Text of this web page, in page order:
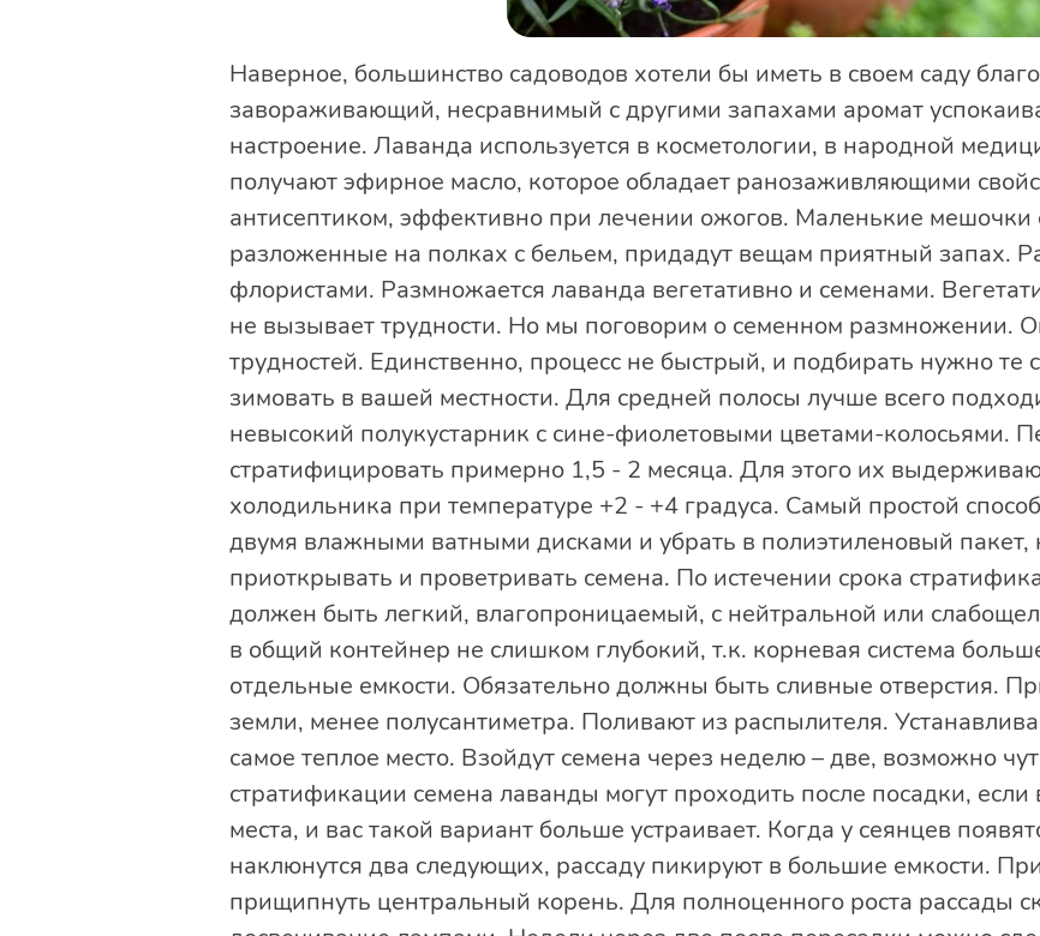
Наверное, большинство садоводов хотели бы иметь в своем саду
завораживающий, несравнимый с другими запахами аромат
настроение. Лаванда используется в косметологии, в народной
получают эфирное масло, которое обладает ранозаживляющими
антисептиком, эффективно при лечении ожогов. Маленькие мешочки
разложенные на полках с бельем, придадут вещам приятный запах.
флористами. Размножается лаванда вегетативно и семенами.
не вызывает трудности. Но мы поговорим о семенном размножении.
трудностей. Единственно, процесс не быстрый, и подбирать нужно те
зимовать в вашей местности. Для средней полосы лучше всего
невысокий полукустарник с сине-фиолетовыми цветами-колосьями.
стратифицировать примерно 1,5 - 2 месяца. Для этого их
холодильника при температуре +2 - +4 градуса. Самый простой
двумя влажными ватными дисками и убрать в полиэтиленовый
приоткрывать и проветривать семена. По истечении срока
должен быть легкий, влагопроницаемый, с нейтральной или
в общий контейнер не слишком глубокий, т.к. корневая система
отдельные емкости. Обязательно должны быть сливные отверстия.
земли, менее полусантиметра. Поливают из распылителя.
самое теплое место. Взойдут семена через неделю – две, возможно
стратификации семена лаванды могут проходить после посадки, если
места, и вас такой вариант больше устраивает. Когда у сеянцев
наклюнутся два следующих, рассаду пикируют в большие емкости.
прищипнуть центральный корень. Для полноценного роста рассады